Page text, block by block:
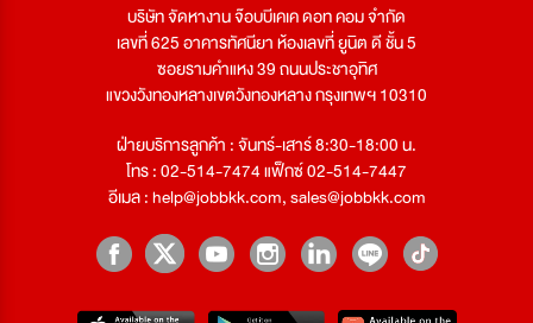
บริษัท จัดหางาน จ๊อบบีเคเค ดอท คอม จำกัด
เลขที่ 625 อาคารทัศนียา ห้องเลขที่ ยูนิต ดี ชั้น 5
ซอยรามคำแหง 39 ถนนประชาอุทิศ
แขวงวังทองหลางเขตวังทองหลาง กรุงเทพฯ 10310
ฝ่ายบริการลูกค้า : จันทร์-เสาร์ 8:30-18:00 น.
โทร : 02-514-7474 แฟ็กซ์ 02-514-7447
อีเมล :help@jobbkk.com,sales@jobbkk.com